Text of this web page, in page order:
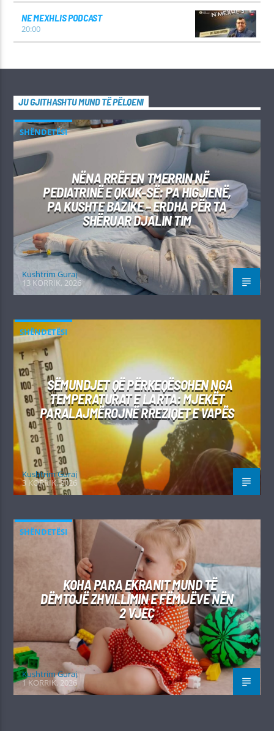
NE MEXHLIS PODCAST
20:00
JU GJITHASHTU MUND TË PËLQENI
SHËNDETËSI
NËNA RRËFEN TMERRIN NË
PEDIATRINË E QKUK-SË: PA HIGJIENË,
PA KUSHTE BAZIKE – ERDHA PËR TA
SHËRUAR DJALIN TIM
Kushtrim Guraj
13 KORRIK, 2026
SHËNDETËSI
SËMUNDJET QË PËRKEQËSOHEN NGA
TEMPERATURAT E LARTA: MJEKËT
PARALAJMËROJNË RREZIQET E VAPËS
Kushtrim Guraj
3 KORRIK, 2026
SHËNDETËSI
KOHA PARA EKRANIT MUND TË
DËMTOJË ZHVILLIMIN E FËMIJËVE NËN
2 VJEÇ
Kushtrim Guraj
1 KORRIK, 2026